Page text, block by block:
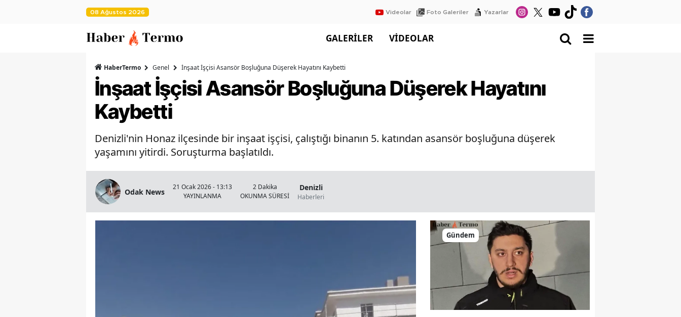
08 Ağustos 2026 Videolar Foto Galeriler Yazarlar
GALERİLER VİDEOLAR
HaberTermo Genel İnşaat İşçisi Asansör Boşluğuna Düşerek Hayatını Kaybetti
İnşaat İşçisi Asansör Boşluğuna Düşerek Hayatını
Kaybetti
Denizli'nin Honaz ilçesinde bir inşaat işçisi, çalıştığı binanın 5. katından asansör boşluğuna düşerek
yaşamını yitirdi. Soruşturma başlatıldı.
Odak News
21 Ocak 2026 - 13:13
YAYINLANMA
2 Dakika
OKUNMA SÜRESİ
Denizli
Haberleri
Gündem